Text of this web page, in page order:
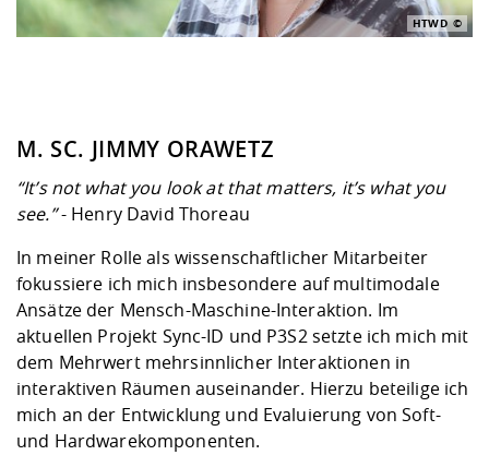
HTWD
M. SC. JIMMY ORAWETZ
“It’s not what you look at that matters, it’s what you
see.”- Henry David Thoreau
In meiner Rolle als wissenschaftlicher Mitarbeiter
fokussiere ich mich insbesondere auf multimodale
Ansätze der Mensch-Maschine-Interaktion. Im
aktuellen Projekt Sync-ID und P3S2 setzte ich mich mit
dem Mehrwert mehrsinnlicher Interaktionen in
interaktiven Räumen auseinander. Hierzu beteilige ich
mich an der Entwicklung und Evaluierung von Soft-
und Hardwarekomponenten.